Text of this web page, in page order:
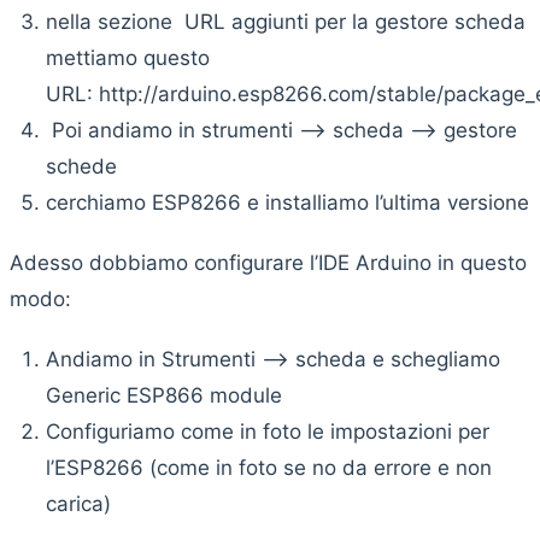
nella sezione URL aggiunti per la gestore scheda
mettiamo questo
URL: http://arduino.esp8266.com/stable/
Poi andiamo in strumenti —-> scheda —-> gestore
schede
cerchiamo ESP8266 e installiamo l’ultima versione
Adesso dobbiamo configurare l’IDE Arduino in questo
modo:
Andiamo in Strumenti —-> scheda e schegliamo
Generic ESP866 module
Configuriamo come in foto le impostazioni per
l’ESP8266 (come in foto se no da errore e non
carica)